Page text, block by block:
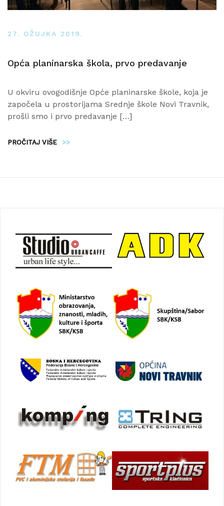
27. OŽUJKA 2019.
Opća planinarska škola, prvo predavanje
U okviru ovogodišnje Opće planinarske škole, koja je
započela u prostorijama Srednje škole Novi Travnik,
prošli smo i prvo predavanje […]
PROČITAJ VIŠE >>